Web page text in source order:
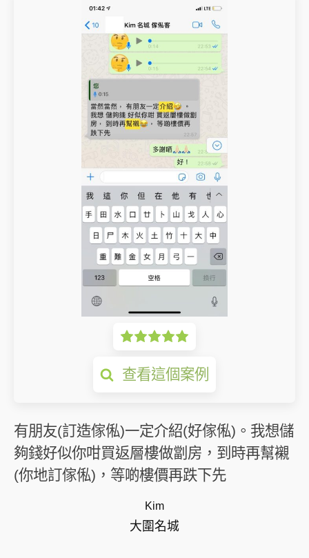
查看這個案例
有朋友(訂造傢俬)一定介紹(好傢俬)。我想儲
夠錢好似你咁買返層樓做劏房，到時再幫襯
(你地訂傢俬)，等啲樓價再跌下先
Kim
大圍名城